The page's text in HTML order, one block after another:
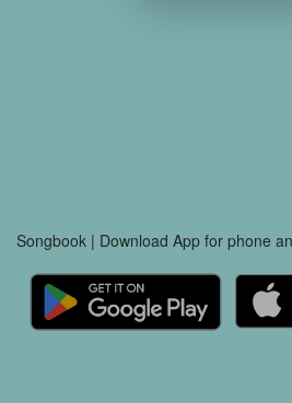
Songbook | Download App for phone